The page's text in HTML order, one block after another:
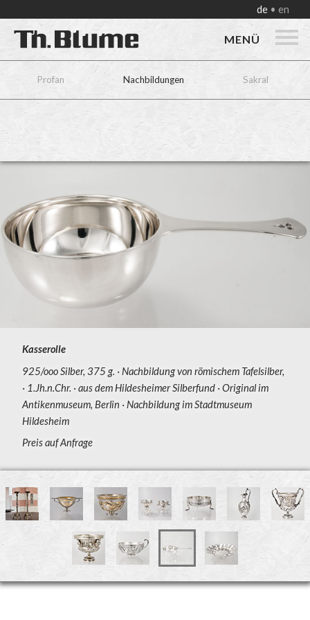
de en
MENÜ
Profan Nachbildungen Sakral
Kasserolle
925/ooo Silber, 375 g.
Nachbildung von römischem Tafelsilber,
1.Jh.n.Chr.
aus dem Hildesheimer Silberfund Original im
Antikenmuseum, Berlin
Nachbildung im Stadtmuseum
Hildesheim
Preis auf Anfrage